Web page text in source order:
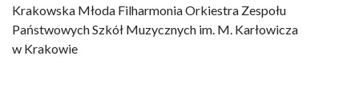
Krakowska Młoda Filharmonia Orkiestra Zespołu
Państwowych Szkół Muzycznych im. M. Karłowicza
w Krakowie